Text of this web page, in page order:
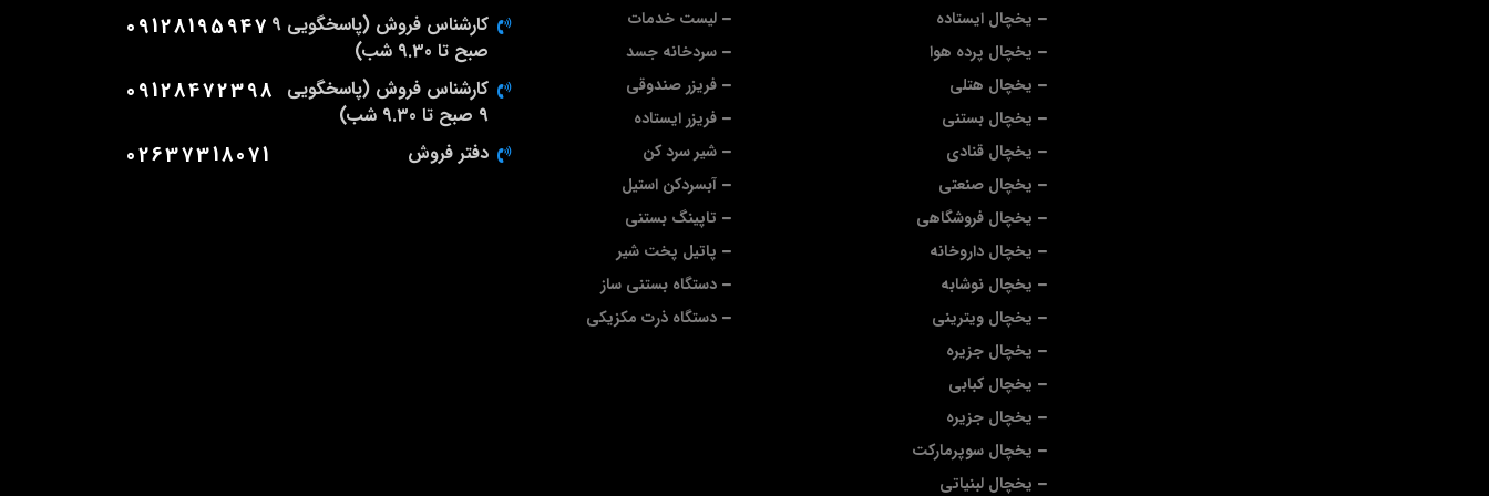
یخچال ایستاده
یخچال پرده هوا
یخچال هتلی
یخچال بستنی
یخچال قنادی
یخچال صنعتی
یخچال فروشگاهی
یخچال داروخانه
یخچال نوشابه
یخچال ویترینی
یخچال جزیره
یخچال کبابی
یخچال جزیره
یخچال سوپرمارکت
یخچال لبنیاتی
لیست خدمات
سردخانه جسد
فریزر صندوقی
فریزر ایستاده
شیر سرد کن
آبسردکن استیل
تاپینگ بستنی
پاتیل پخت شیر
دستگاه بستنی ساز
دستگاه ذرت مکزیکی
کارشناس فروش (پاسخگویی 9
صبح تا 9.30 شب)
09128195947
کارشناس فروش (پاسخگویی
9 صبح تا 9.30 شب)
09128472398
دفتر فروش 02637318071